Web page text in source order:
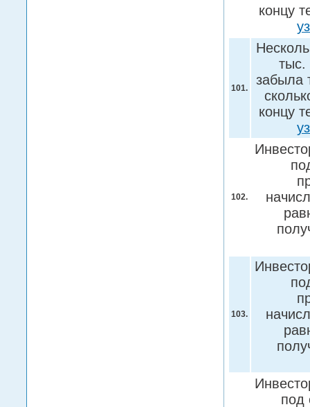
концу
101.
тыс.
забыла
концу
102.
103.
под